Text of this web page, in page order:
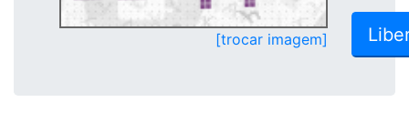
[trocar imagem]